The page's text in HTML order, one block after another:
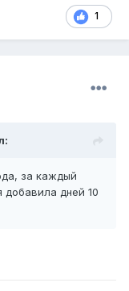
1
за каждый
добавила дней 10